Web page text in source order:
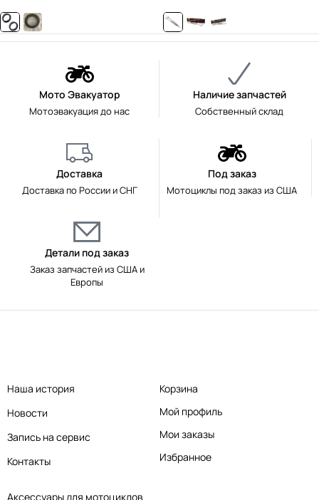
Мото Эвакуатор
Мотоэвакуация до нас
Наличие запчастей
Собственный склад
Доставка
Доставка по России и СНГ
Под заказ
Мотоциклы под заказ из США
Детали под заказ
Заказ запчастей из США и
Европы
Аксессуары для мотоциклов
Наша история
Новости
Запись на сервис
Контакты
Корзина
Мой профиль
Мои заказы
Избранное